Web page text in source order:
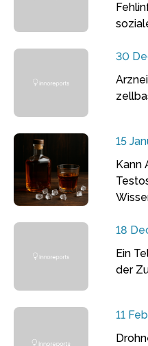
30
15
Kann
18
Ein
der
11